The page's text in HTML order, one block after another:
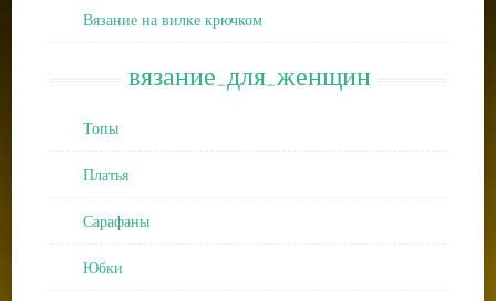
Вязание на вилке крючком
вязание_для_женщин
Топы
Платья
Сарафаны
Юбки